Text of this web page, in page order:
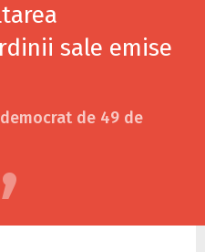
sale emise
de 49 de